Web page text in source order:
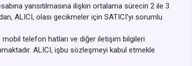
yansıtılmasına ilişkin ortalama sürecin 2 ile 3
ALICI, olası gecikmeler için SATICI’yı sorumlu
telefon hatları ve diğer iletişim bilgileri
ALICI, işbu sözleşmeyi kabul etmekle